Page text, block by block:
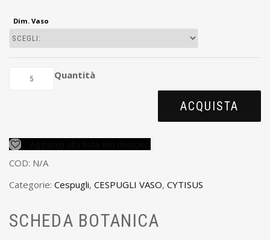
Dim. Vaso
Quantità
ACQUISTA
COD: N/A
Categorie: Cespugli, CESPUGLI VASO, CYTISUS
SCHEDA BOTANICA